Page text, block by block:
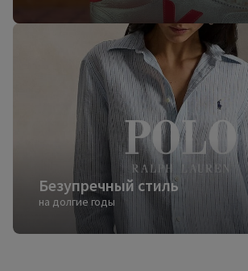
Безупречный стиль
на долгие годы
Безупречный